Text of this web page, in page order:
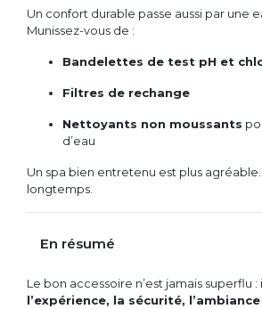
Un confort durable passe aussi par une
Munissez-vous de :
Bandelettes de test pH et
Filtres de rechange
Nettoyants non moussants
d’eau
Un spa bien entretenu est plus
longtemps.
En résumé
Le bon accessoire n’est jamais superflu :
l’expérience, la sécurité,